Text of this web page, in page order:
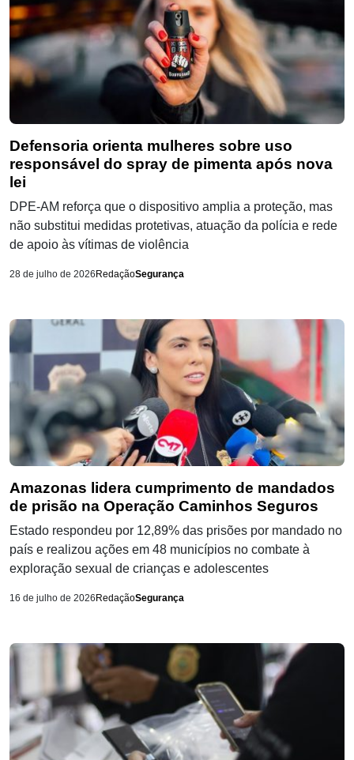
Defensoria orienta mulheres sobre uso
responsável do spray de pimenta após nova
lei
DPE-AM reforça que o dispositivo amplia a proteção, mas
não substitui medidas protetivas, atuação da polícia e rede
de apoio às vítimas de violência
28 de julho de 2026 RedaçãoSegurança
Amazonas lidera cumprimento de mandados
de prisão na Operação Caminhos Seguros
Estado respondeu por 12,89% das prisões por mandado no
país e realizou ações em 48 municípios no combate à
exploração sexual de crianças e adolescentes
16 de julho de 2026 RedaçãoSegurança